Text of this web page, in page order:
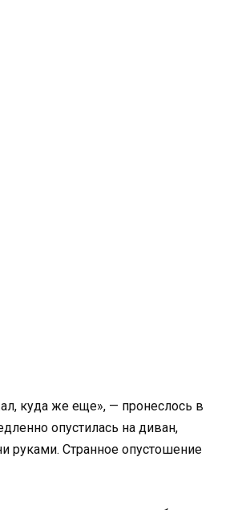
куда же еще», — пронеслось в
опустилась на диван,
руками. Странное опустошение